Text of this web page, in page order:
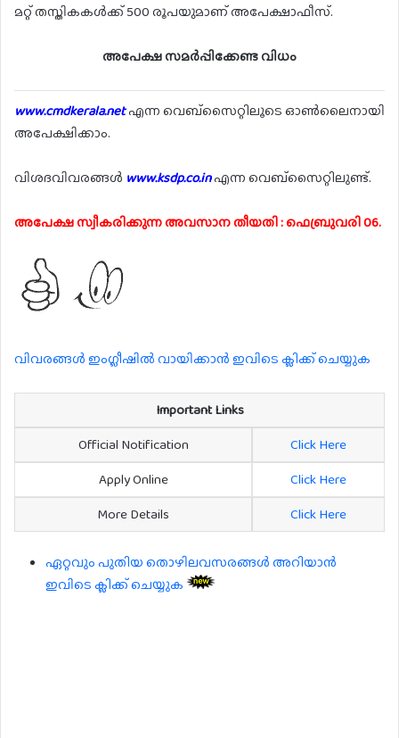
മറ്റ് തസ്തികകൾക്ക് 500 രൂപയുമാണ് അപേക്ഷാഫീസ്.
അപേക്ഷ സമർപ്പിക്കേണ്ട വിധം
www.cmdkerala.netഎന്ന വെബ്സൈറ്റിലൂടെ ഓൺലൈനായി
അപേക്ഷിക്കാം.
വിശദവിവരങ്ങൾ www.ksdp.co.inഎന്ന വെബ്സൈറ്റിലുണ്ട്.
അപേക്ഷ സ്വീകരിക്കുന്ന അവസാന തീയതി : ഫെബ്രുവരി 06.
വിവരങ്ങൾ ഇംഗ്ലീഷിൽ വായിക്കാൻ ഇവിടെ ക്ലിക്ക് ചെയ്യുക
Important Links
Official Notification
Click Here
Apply Online
Click Here
More Details
Click Here
ഏറ്റവും പുതിയ തൊഴിലവസരങ്ങൾ അറിയാൻ
ഇവിടെ ക്ലിക്ക് ചെയ്യുക